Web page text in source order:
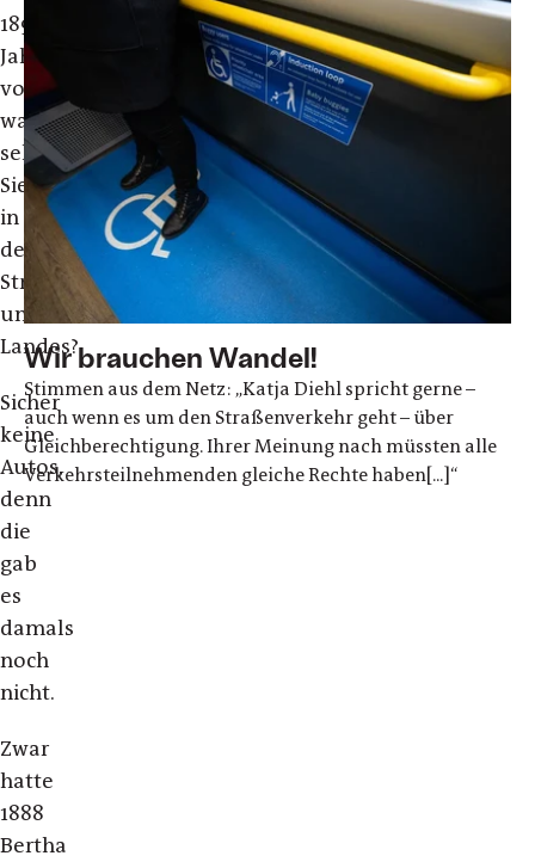
1890er
Jahren
vorstellen,
was
sehen
Sie
in
den
Straßen
unseres
Landes?
Sicher
keine
Autos,
denn
die
gab
es
damals
noch
nicht.
Zwar
hatte
1888
Bertha
Wir brauchen Wandel!
Stimmen aus dem Netz: „Katja Diehl spricht gerne –
auch wenn es um den Straßenverkehr geht – über
Gleichberechtigung. Ihrer Meinung nach müssten alle
Verkehrsteilnehmenden gleiche Rechte haben[...]“